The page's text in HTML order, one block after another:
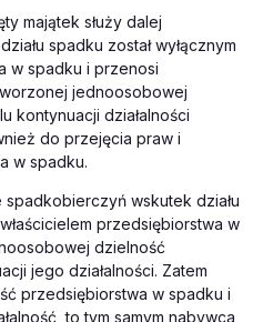
majątek służy dalej
spadku został wyłącznym
w spadku i przenosi
jednoosobowej
kontynuacji działalności
do przejęcia praw i
w spadku.
wskutek działu
przedsiębiorstwa w
dzielność
jego działalności. Zatem
przedsiębiorstwa w spadku i
to tym samym nabywca